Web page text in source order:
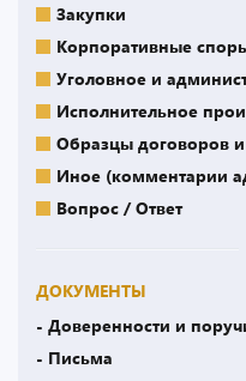
Закупки
Корпоративные
Уголовное и
Исполнительное
Образцы договоров
Иное (комментарии
Вопрос / Ответ
ДОКУМЕНТЫ
- Доверенности и
- Письма